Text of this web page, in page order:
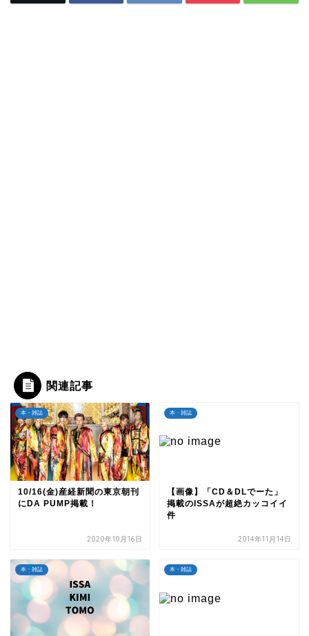
関連記事
本・雑誌
10/16(金)産経新聞の東京朝刊
にDA PUMP掲載！
2020年10月16日
本・雑誌
【画像】「CD＆DLでーた」
掲載のISSAが超絶カッコイイ
件
2014年11月14日
本・雑誌 本・雑誌